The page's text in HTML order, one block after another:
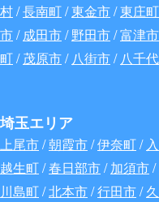
村/長南町/東金市/東庄町
市/成田市/野田市/富津市
町/茂原市/ 八街市/ 八千
埼玉エリア
上尾市/朝霞市/伊奈町/
越生町/春日部市/加須市/
川島町/北本市/行田市/